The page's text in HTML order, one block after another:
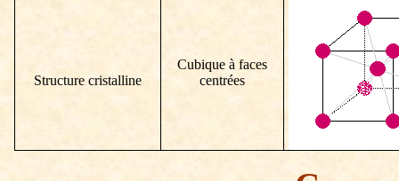
Structure cristalline
Cubique à faces
centrées